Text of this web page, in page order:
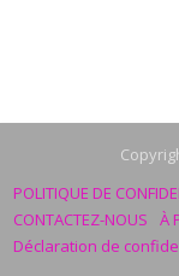
POLITIQUE DE
CONTACTEZ-NOUS
À
Déclaration de